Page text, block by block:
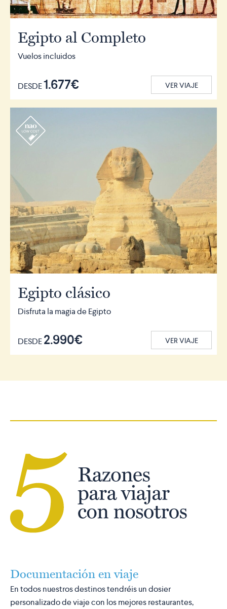
Egipto al Completo
Vuelos incluidos
DESDE1.677€ VER VIAJE
r
Egipto clásico
Disfruta la magia de Egipto
DESDE2.990€ VER VIAJE
Documentación en viaje
En todos nuestros destinos tendréis un dosier
personalizado de viaje con los mejores restaurantes,